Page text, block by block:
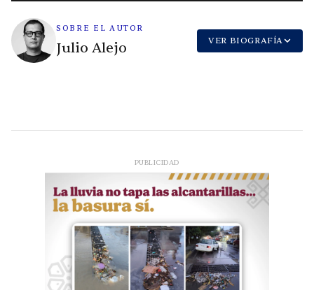
SOBRE EL AUTOR
Julio Alejo VER BIOGRAFÍA
PUBLICIDAD